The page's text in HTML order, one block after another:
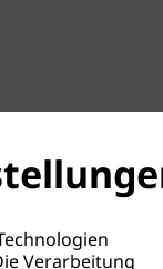
Verarbeitung